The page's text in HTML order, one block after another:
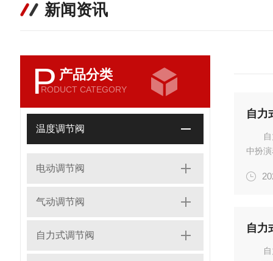
新闻资讯
P 产品分类
RODUCT CATEGORY
温度调节阀
电动调节阀
气动调节阀
自力式调节阀
自力
中扮
力调
自力